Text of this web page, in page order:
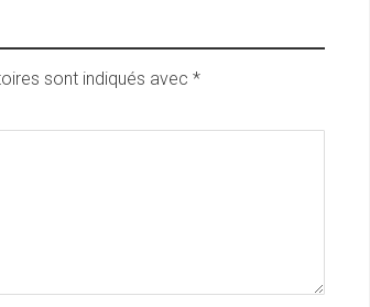
sont indiqués avec *